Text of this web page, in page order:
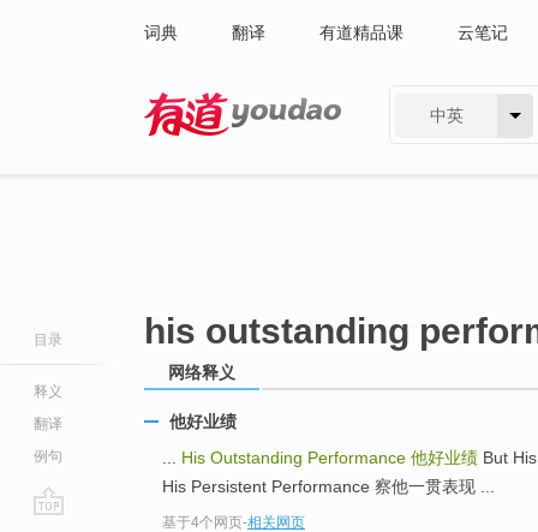
词典 翻译 有道精品课 云笔记
中英
目录
释义
翻译
例句
his outstanding
网络释义
他好业绩
His Outstanding Performance 他好业绩 But
His Persistent Performance 察他一贯表现 ...
基于4个网页-相关网页